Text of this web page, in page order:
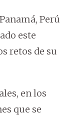
Perú
este
retos de su
en los
que se